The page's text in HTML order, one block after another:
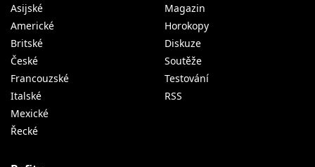
Asijské
Americké
Britské
České
Francouzské
Italské
Mexické
Řecké
Magazin
Horokopy
Diskuze
Soutěže
Testování
RSS